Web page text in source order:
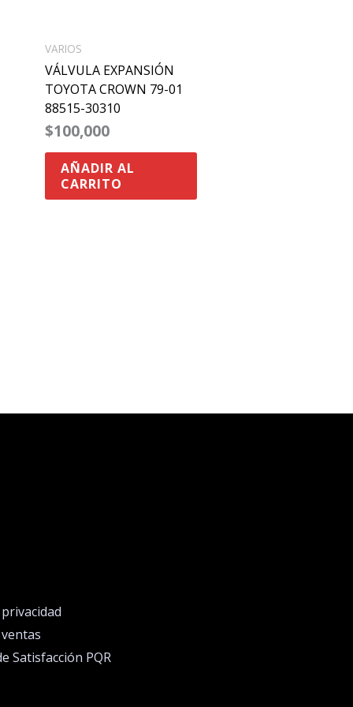
VARIOS
VÁLVULA EXPANSIÓN
TOYOTA CROWN 79-01
88515-30310
$100,000
AÑADIR AL
CARRITO
Satisfacción PQR